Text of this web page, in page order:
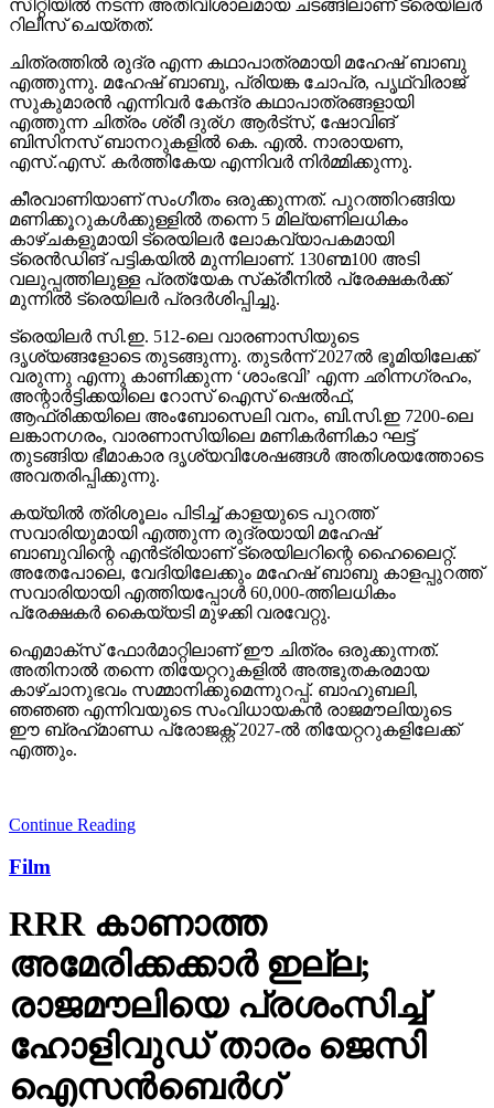
സിറ്റിയില്‍ നടന്ന അതിവിശാലമായ ചടങ്ങിലാണ് ട്രെയിലര്‍
റിലീസ് ചെയ്തത്.
ചിത്രത്തില്‍ രുദ്ര എന്ന കഥാപാത്രമായി മഹേഷ് ബാബു
എത്തുന്നു. മഹേഷ് ബാബു, പ്രിയങ്ക ചോപ്ര, പൃഥ്വിരാജ്
സുകുമാരന്‍ എന്നിവര്‍ കേന്ദ്ര കഥാപാത്രങ്ങളായി
എത്തുന്ന ചിത്രം ശ്രീ ദുര്ഗ ആര്‍ട്‌സ്, ഷോവിങ്
ബിസിനസ് ബാനറുകളില്‍ കെ. എല്‍. നാരായണ,
എസ്.എസ്. കര്‍ത്തികേയ എന്നിവര്‍ നിര്‍മ്മിക്കുന്നു.
കീരവാണിയാണ് സംഗീതം ഒരുക്കുന്നത്. പുറത്തിറങ്ങിയ
മണിക്കൂറുകള്‍ക്കുള്ളില്‍ തന്നെ 5 മില്യണിലധികം
കാഴ്ചകളുമായി ട്രെയിലര്‍ ലോകവ്യാപകമായി
ട്രെന്‍ഡിങ് പട്ടികയില്‍ മുന്നിലാണ്. 130ണ്മ100 അടി
വലുപ്പത്തിലുള്ള പ്രത്യേക സ്‌ക്രീനില്‍ പ്രേക്ഷകര്‍ക്ക്
മുന്നില്‍ ട്രെയിലര്‍ പ്രദര്‍ശിപ്പിച്ചു.
ട്രെയിലര്‍ സി.ഇ. 512-ലെ വാരണാസിയുടെ
ദൃശ്യങ്ങളോടെ തുടങ്ങുന്നു. തുടര്‍ന്ന് 2027ല്‍ ഭൂമിയിലേക്ക്
വരുന്നു എന്നു കാണിക്കുന്ന ‘ശാംഭവി’ എന്ന ഛിന്നഗ്രഹം,
അന്റാര്‍ട്ടിക്കയിലെ റോസ് ഐസ് ഷെല്‍ഫ്,
ആഫ്രിക്കയിലെ അംബോസെലി വനം, ബി.സി.ഇ 7200-ലെ
ലങ്കാനഗരം, വാരണാസിയിലെ മണികര്‍ണികാ ഘട്ട്
തുടങ്ങിയ ഭീമാകാര ദൃശ്യവിശേഷങ്ങള്‍ അതിശയത്തോടെ
അവതരിപ്പിക്കുന്നു.
കയ്യില്‍ ത്രിശൂലം പിടിച്ച് കാളയുടെ പുറത്ത്
സവാരിയുമായി എത്തുന്ന രുദ്രയായി മഹേഷ്
ബാബുവിന്റെ എന്‍ട്രിയാണ് ട്രെയിലറിന്റെ ഹൈലൈറ്റ്.
അതേപോലെ, വേദിയിലേക്കും മഹേഷ് ബാബു കാളപ്പുറത്ത്
സവാരിയായി എത്തിയപ്പോള്‍ 60,000-ത്തിലധികം
പ്രേക്ഷകര്‍ കൈയ്യടി മുഴക്കി വരവേറ്റു.
ഐമാക്‌സ് ഫോര്‍മാറ്റിലാണ് ഈ ചിത്രം ഒരുക്കുന്നത്.
അതിനാല്‍ തന്നെ തിയേറ്ററുകളില്‍ അത്ഭുതകരമായ
കാഴ്ചാനുഭവം സമ്മാനിക്കുമെന്നുറപ്പ്. ബാഹുബലി,
ഞഞഞ എന്നിവയുടെ സംവിധായകന്‍ രാജമൗലിയുടെ
ഈ ബ്രഹ്‌മാണ്ഡ പ്രോജക്റ്റ് 2027-ല്‍ തിയേറ്ററുകളിലേക്ക്
എത്തും.
Continue Reading
Film
RRR കാണാത്ത
അമേരിക്കക്കാര്‍ ഇല്ല;
രാജമൗലിയെ പ്രശംസിച്ച്
ഹോളിവുഡ് താരം ജെസി
ഐസന്‍ബെര്‍ഗ്